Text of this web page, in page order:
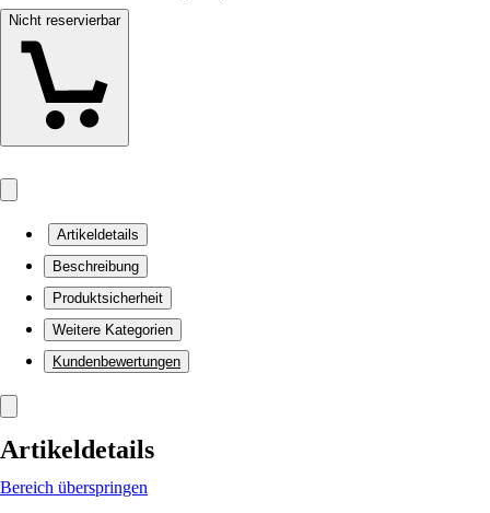
Nicht reservierbar
Artikeldetails
Beschreibung
Produktsicherheit
Weitere Kategorien
Kundenbewertungen
Artikeldetails
Bereich überspringen